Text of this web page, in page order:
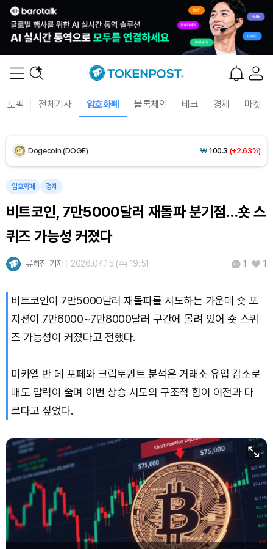
토픽 전체기사 암호화폐 블록체인 테크 경제 마켓
Solana (SOL) ₩ 107,565(+4.42%)
Bitcoin (BTC) 91,643,050 (+0.80%)
암호화폐 경제
비트코인, 7만5000달러 재돌파 분기점…숏 스
퀴즈 가능성 커졌다
류하진 기자 2026.04.15 (수) 19:51 1 1
비트코인이 7만5000달러 재돌파를 시도하는 가운데 숏 포
지션이 7만6000~7만8000달러 구간에 몰려 있어 숏 스퀴
즈 가능성이 커졌다고 전했다.
미카엘 반 데 포페와 크립토퀀트 분석은 거래소 유입 감소로
매도 압력이 줄며 이번 상승 시도의 구조적 힘이 이전과 다
르다고 짚었다.